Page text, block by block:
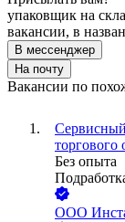
упаковщик на
вакансии, в
В мессенджер
На почту
Вакансии по
торгового
Без опыта
ООО